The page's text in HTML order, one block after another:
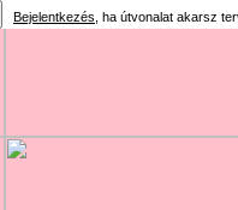
Bejelentkezés , ha útvonalat akarsz